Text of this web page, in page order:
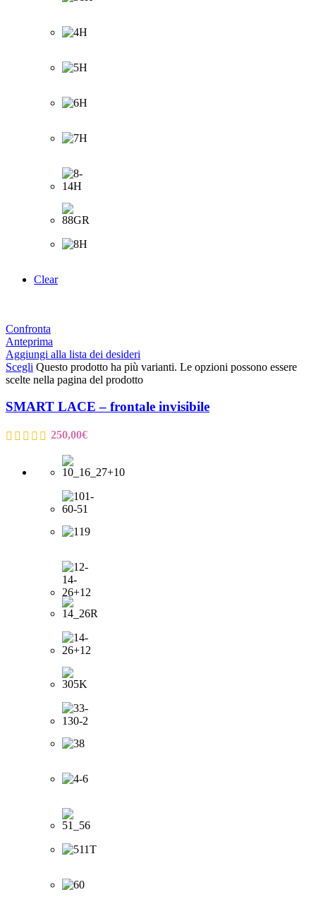
Clear
Confronta
Anteprima
Aggiungi alla lista dei desideri
Scegli Questo prodotto ha più varianti. Le opzioni possono essere
scelte nella pagina del prodotto
SMART LACE – frontale invisibile
250,00€